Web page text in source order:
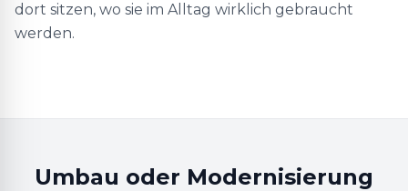
dort sitzen, wo sie im Alltag wirklich gebraucht
werden.
Umbau oder Modernisierung